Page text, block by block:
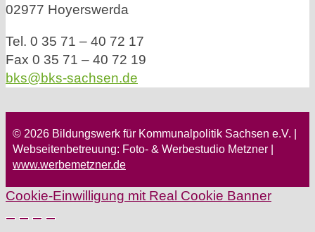
02977 Hoyerswerda
Tel. 0 35 71 – 40 72 17
Fax 0 35 71 – 40 72 19
bks@bks-sachsen.de
© 2026 Bildungswerk für Kommunalpolitik Sachsen e.V. |
Webseitenbetreuung: Foto- & Werbestudio Metzner |
www.werbemetzner.de
Cookie-Einwilligung mit Real Cookie Banner